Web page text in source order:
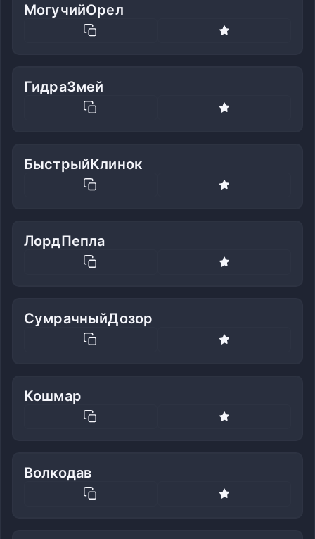
МогучийОрел
ГидраЗмей
БыстрыйКлинок
ЛордПепла
СумрачныйДозор
Кошмар
Волкодав